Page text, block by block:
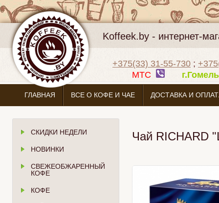
Koffeek.by - интернет-
+375(33) 31-55-730 ;
МТС
ГЛАВНАЯ ВСЕ О КОФЕ И ЧАЕ ДОСТАВКА И
СКИДКИ НЕДЕЛИ
НОВИНКИ
СВЕЖЕОБЖАРЕННЫЙ
КОФЕ
КОФЕ
Чай RICHARD